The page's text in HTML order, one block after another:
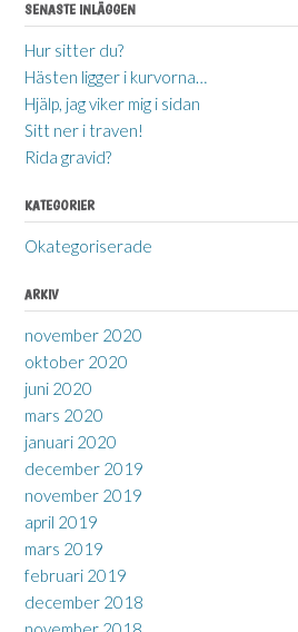
SENASTE INLÄGGEN
Hur sitter du?
Hästen ligger i kurvorna…
Hjälp, jag viker mig i sidan
Sitt ner i traven!
Rida gravid?
KATEGORIER
Okategoriserade
ARKIV
november 2020
oktober 2020
juni 2020
mars 2020
januari 2020
december 2019
november 2019
april 2019
mars 2019
februari 2019
december 2018